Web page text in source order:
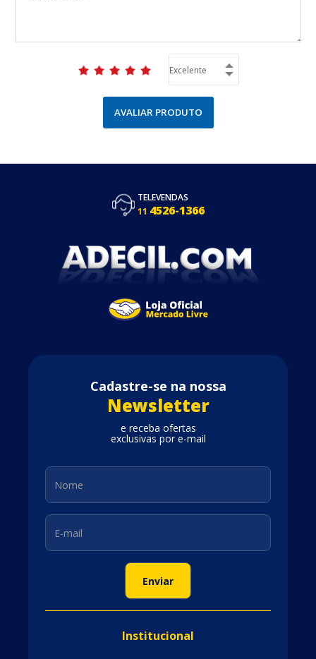
AVALIAR PRODUTO
TELEVENDAS
11 4526-1366
Cadastre-se na nossa
Newsletter
e receba ofertas
exclusivas por e-mail
Institucional